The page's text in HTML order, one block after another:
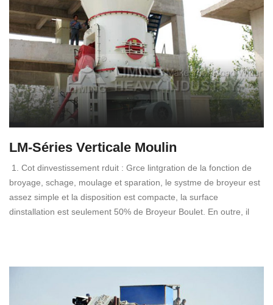
LM-Séries Verticale Moulin
1. Cot dinvestissement rduit : Grce lintgration de la fonction de
broyage, schage, moulage et sparation, le systme de broyeur est
assez simple et la disposition est compacte, la surface
dinstallation est seulement 50% de Broyeur Boulet. En outre, il